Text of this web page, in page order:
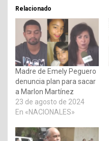
Relacionado
Madre de Emely Peguero
denuncia plan para sacar
a Marlon Martínez
23 de agosto de 2024
En «NACIONALES»